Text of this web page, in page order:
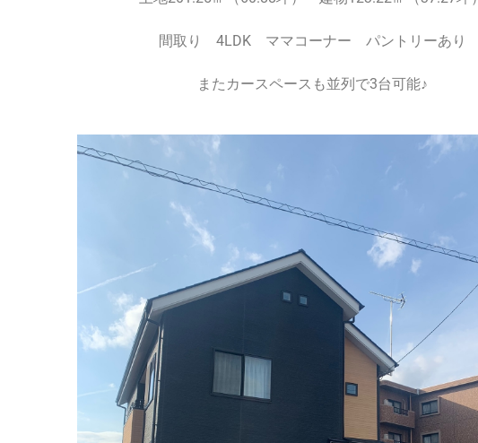
間取り 4LDK ママコーナー パントリーあり
またカースペースも並列で3台可能♪